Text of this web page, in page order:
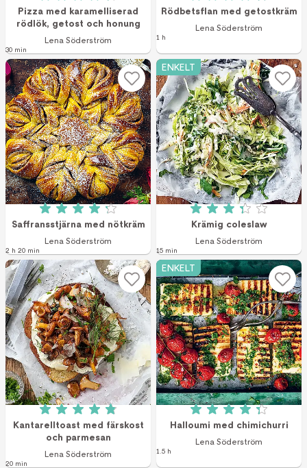
Betyg: 4.3 av 5 (10 röster)
Pizza med karamelliserad
rödlök, getost och honung
Lena Söderström
30 min
Betyg: 4.8 av 5
Rödbetsflan med getostkräm
Lena Söderström
1 h
Betyg: 4.2 av 5 (6 röster)
Saffransstjärna med nötkräm
Lena Söderström
2 h 20 min
ENKELT
Betyg: 3.3 av 5
Krämig coleslaw
Lena Söderström
15 min
Betyg: 4.9 av 5 (7 röster)
Kantarelltoast med färskost
och parmesan
Lena Söderström
20 min
ENKELT
Betyg: 4.3 av 5
Halloumi med chimichurri
Lena Söderström
1.5 h